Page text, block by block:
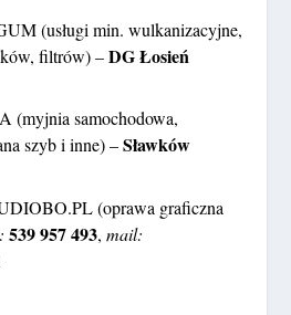
(usługi min. wulkanizacyjne,
filtrów) –DG Łosień
(myjnia samochodowa,
szyb i inne) –Sławków
(oprawa graficzna
539 957 493,mail: